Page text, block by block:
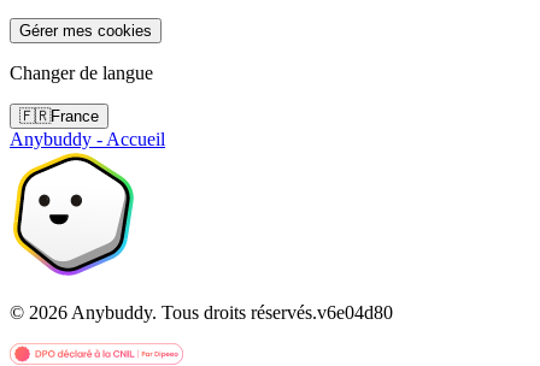
Gérer mes cookies
Changer de langue
🇫🇷France
Anybuddy - Accueil
© 2026 Anybuddy. Tous droits réservés.v6e04d80